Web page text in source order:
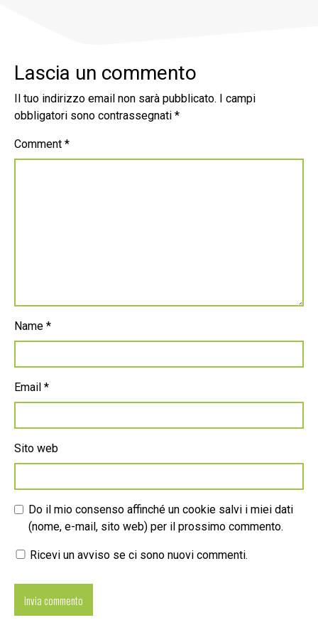
Lascia un commento
Il tuo indirizzo email non sarà pubblicato.
I campi
obbligatori sono contrassegnati *
Comment *
Name *
Email *
Sito web
Do il mio consenso affinché un cookie salvi i miei dati
(nome, e-mail, sito web) per il prossimo commento.
Ricevi un avviso se ci sono nuovi commenti.